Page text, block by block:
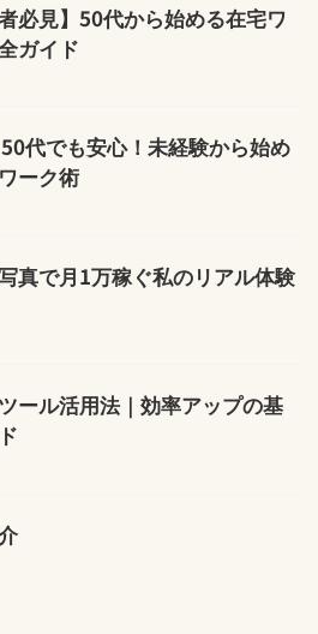
者必見】50代から始める在宅ワ
ガイド
代でも安心！未経験から始め
ーク術
真で月1万稼ぐ私のリアル体験
ール活用法｜効率アップの基